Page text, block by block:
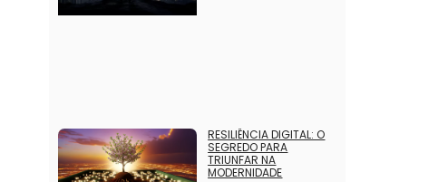
RESILIÊNCIA DIGITAL: O
SEGREDO PARA
TRIUNFAR NA
MODERNIDADE